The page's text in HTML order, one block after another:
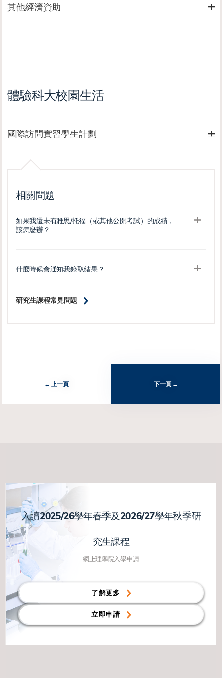
其他經濟資助
體驗科大校園生活
國際訪問實習學生計劃
相關問題
研究生課程常見問題
如果我還未有雅思/托福（或其他公開考試）的成績，
該怎麼辦？
什麼時候會通知我錄取結果？
上一頁 下一頁
入讀2025/26學年春季及2026/27學年秋季研
究生課程
網上理學院入學申請
了解更多
立即申請